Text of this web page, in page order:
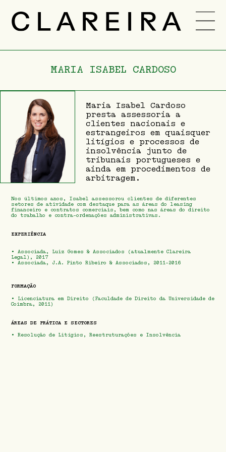
EQUIPA
CARREIRA
NOVIDADES
PT
ENG
MARIA ISABEL CARDOSO
Maria Isabel Cardoso
presta assessoria a
clientes nacionais e
estrangeiros em quaisquer
litígios e processos de
insolvência junto de
tribunais portugueses e
ainda em procedimentos de
arbitragem.
Nos últimos anos, Isabel assessorou clientes de diferentes
setores de atividade com destaque para as áreas do leasing
financeiro e contratos comerciais, bem como nas áreas do direito
do trabalho e contra-ordenações administrativas.
EXPERIÊNCIA
• Associada, Luiz Gomes & Associados (atualmente Clareira
Legal), 2017
• Associada, J.A. Pinto Ribeiro & Associados, 2011-2016
FORMAÇÃO
• Licenciatura em Direito (Faculdade de Direito da Universidade de
Coimbra, 2011)
ÁREAS DE PRÁTICA E SECTORES
•Resolução de Litígios, Reestruturações e Insolvência